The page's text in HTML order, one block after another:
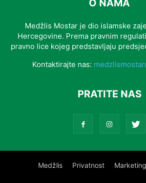
O NAMA
Medžlis Mostar je dio islamske
Hercegovine. Prema pravnim
pravno lice kojeg predstavljaju
Kontaktirajte nas:
PRATITE NAS
Medžlis Privatnost Marketing